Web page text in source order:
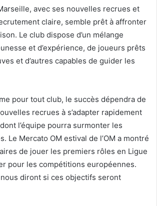
avec ses nouvelles recrues et
claire, semble prêt à affronter
Le club dispose d’un mélange
et d’expérience, de joueurs prêts
et d’autres capables de guider les
pour tout club, le succès dépendra de
recrues à s’adapter rapidement
l’équipe pourra surmonter les
Le Mercato OM estival de l’OM a montré
de jouer les premiers rôles en Ligue
pour les compétitions européennes.
diront si ces objectifs seront